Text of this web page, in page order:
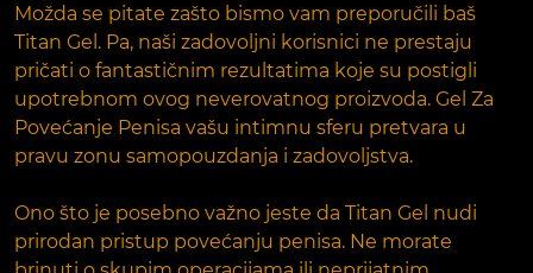
Možda se pitate zašto bismo vam preporučili baš
Titan Gel. Pa, naši zadovoljni korisnici ne prestaju
pričati o fantastičnim rezultatima koje su postigli
upotrebnom ovog neverovatnog proizvoda. Gel Za
Povećanje Penisa vašu intimnu sferu pretvara u
pravu zonu samopouzdanja i zadovoljstva.
Ono što je posebno važno jeste da Titan Gel nudi
prirodan pristup povećanju penisa. Ne morate